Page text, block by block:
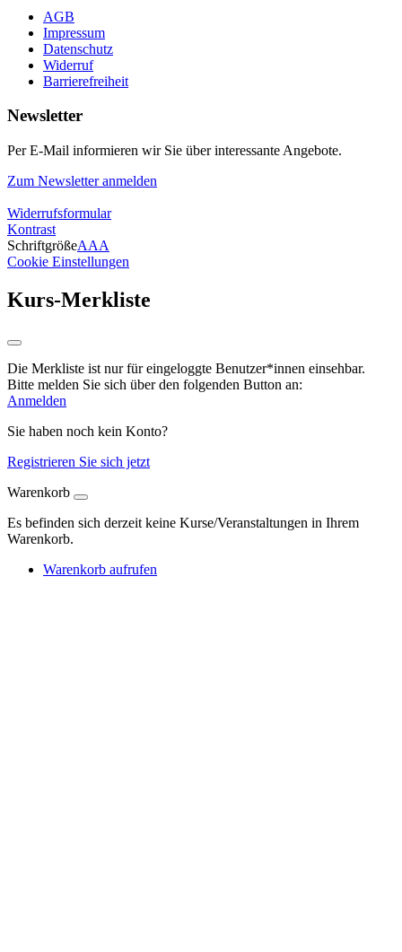
AGB
Impressum
Datenschutz
Widerruf
Barrierefreiheit
Newsletter
Per E-Mail informieren wir Sie über interessante Angebote.
Zum Newsletter anmelden
Widerrufsformular
Kontrast
SchriftgrößeAAA
Cookie Einstellungen
Kurs-Merkliste
Die Merkliste ist nur für eingeloggte Benutzer*innen einsehbar.
Bitte melden Sie sich über den folgenden Button an:
Anmelden
Sie haben noch kein Konto?
Registrieren Sie sich jetzt
Warenkorb
Es befinden sich derzeit keine Kurse/Veranstaltungen in Ihrem
Warenkorb.
Warenkorb aufrufen